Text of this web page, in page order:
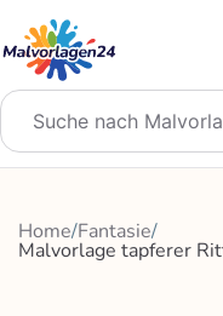
Inhalt
springen
Home/Fantasie/
Malvorlage tapferer